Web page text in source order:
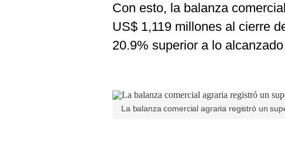
Con esto, la balanza
US$ 1,119 millones al cierre
20.9% superior a lo
La balanza comercial agraria registró un